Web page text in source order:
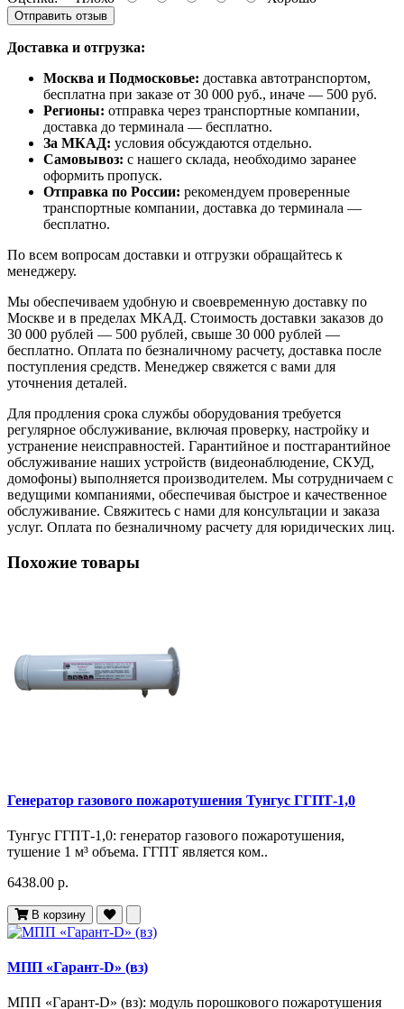
Отправить отзыв
Доставка и отгрузка:
Москва и Подмосковье: доставка автотранспортом,
бесплатна при заказе от 30 000 руб., иначе — 500 руб.
Регионы: отправка через транспортные компании,
доставка до терминала — бесплатно.
За МКАД: условия обсуждаются отдельно.
Самовывоз: с нашего склада, необходимо заранее
оформить пропуск.
Отправка по России: рекомендуем проверенные
транспортные компании, доставка до терминала —
бесплатно.
По всем вопросам доставки и отгрузки обращайтесь к
менеджеру.
Мы обеспечиваем удобную и своевременную доставку по
Москве и в пределах МКАД. Стоимость доставки заказов до
30 000 рублей — 500 рублей, свыше 30 000 рублей —
бесплатно. Оплата по безналичному расчету, доставка после
поступления средств. Менеджер свяжется с вами для
уточнения деталей.
Для продления срока службы оборудования требуется
регулярное обслуживание, включая проверку, настройку и
устранение неисправностей. Гарантийное и постгарантийное
обслуживание наших устройств (видеонаблюдение, СКУД,
домофоны) выполняется производителем. Мы сотрудничаем с
ведущими компаниями, обеспечивая быстрое и качественное
обслуживание. Свяжитесь с нами для консультации и заказа
услуг. Оплата по безналичному расчету для юридических лиц.
Похожие товары
Генератор газового пожаротушения Тунгус ГГПТ-1,0
Тунгус ГГПТ-1,0: генератор газового пожаротушения,
тушение 1 м³ объема. ГГПТ является ком..
6438.00 р.
В корзину
МПП «Гарант-D» (вз)
МПП «Гарант-D» (вз): модуль порошкового пожаротушения